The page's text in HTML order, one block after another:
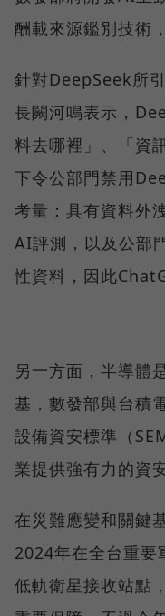
酬載來源鑑別技術
針對DeepSeek所
長闕河鳴表示，
料去哪裡」、「資
下令公部門禁用
考量：具有資料外
AI評測，以及公部
性資料，因此
另一方面，半導體
基，數發部與台積
設備資安標準（
業提供強有力的資
在災難應變和關鍵
2024年在全台重要
低軌衛星接收站點